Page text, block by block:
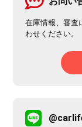
在庫情報、審査
わせください。